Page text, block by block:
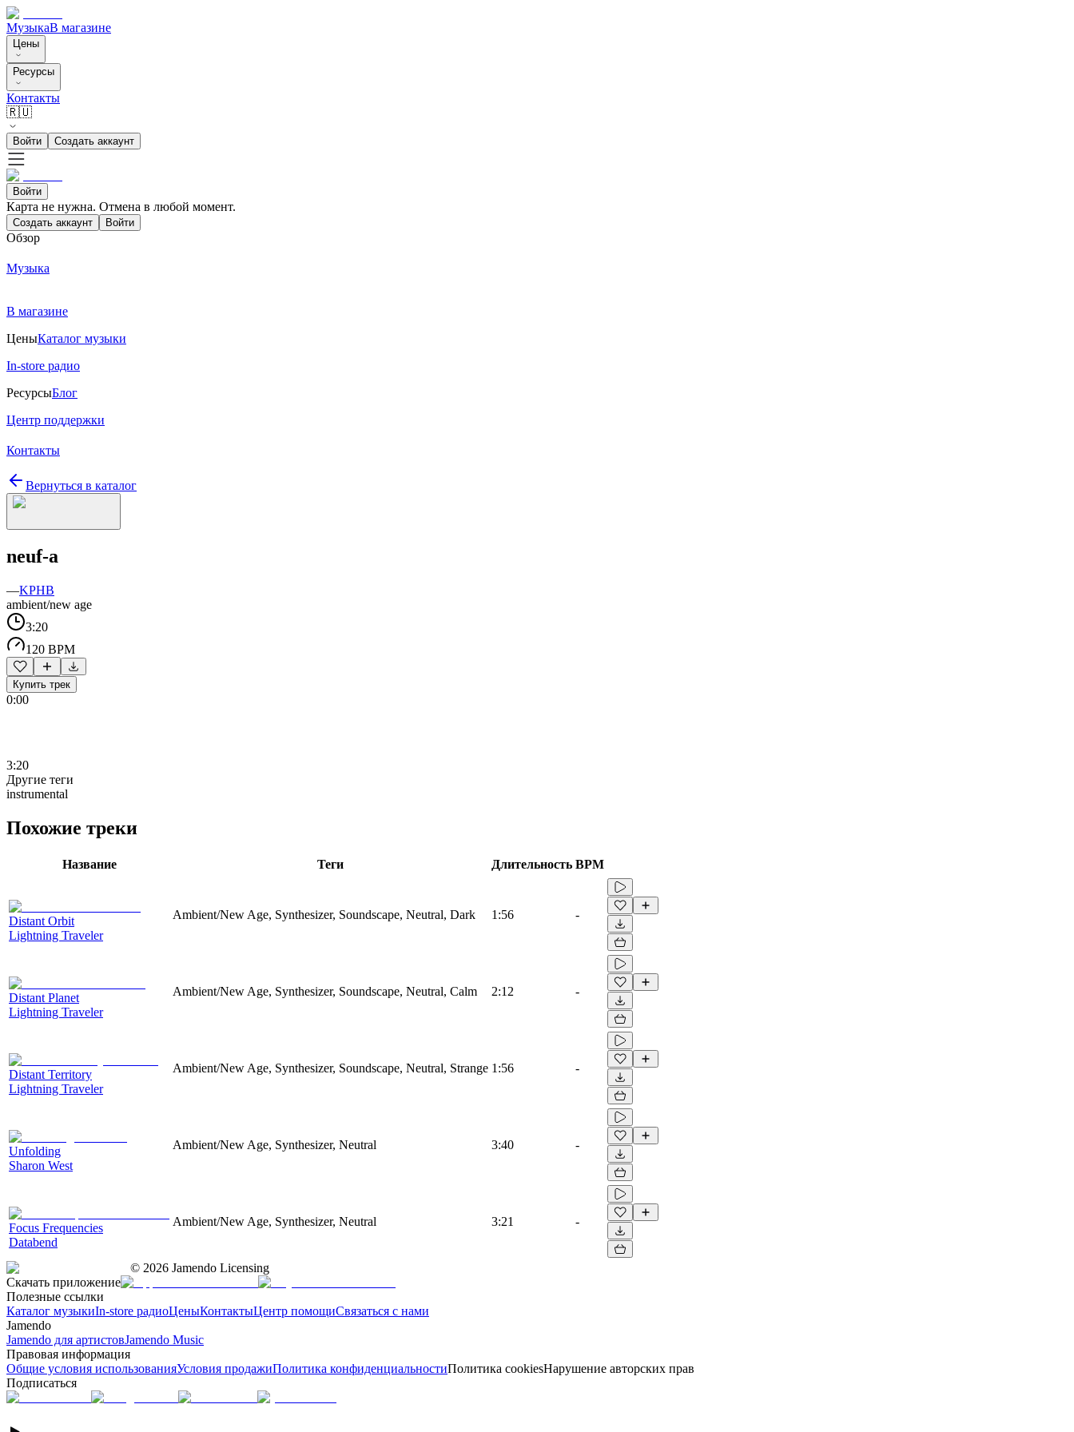
МузыкаВ магазине
Цены
Ресурсы
Контакты
🇷🇺
Войти Создать аккаунт
Войти
Карта не нужна. Отмена в любой момент.
Создать аккаунт Войти
Обзор
Музыка
В магазине
ЦеныКаталог музыки
In-store радио
РесурсыБлог
Центр поддержки
Контакты
Вернуться в каталог
neuf-a
—KPHB
ambient/new age
3:20
120 BPM
Купить трек
0:00
3:20
Другие теги
instrumental
Похожие треки
Название Теги Длительность BPM
Distant Orbit
Lightning Traveler
Ambient/New Age, Synthesizer, Soundscape, Neutral, Dark 1:56 -
Distant Planet
Lightning Traveler
Ambient/New Age, Synthesizer, Soundscape, Neutral, Calm 2:12 -
Distant Territory
Lightning Traveler
Ambient/New Age, Synthesizer, Soundscape, Neutral, Strange 1:56 -
Unfolding
Sharon West
Ambient/New Age, Synthesizer, Neutral 3:40 -
Focus Frequencies
Databend
Ambient/New Age, Synthesizer, Neutral 3:21 -
© 2026 Jamendo Licensing
Скачать приложение
Полезные ссылки
Каталог музыкиIn-store радиоЦеныКонтактыЦентр помощиСвязаться с нами
Jamendo
Jamendo для артистовJamendo Music
Правовая информация
Общие условия использованияУсловия продажиПолитика конфиденциальностиПолитика cookiesНарушение авторских прав
Подписаться